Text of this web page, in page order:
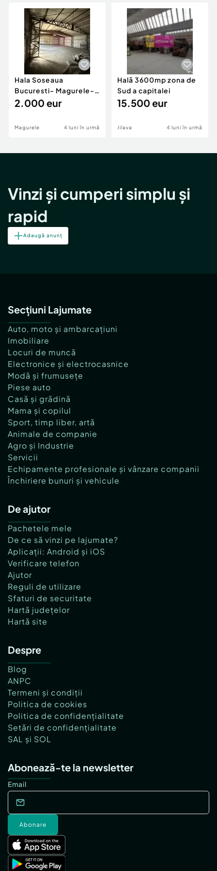
Servicii
Animale de companie
Afaceri și echipamente profesionale
Inchiriere Bunuri si Vehicule
Utilaje agricole si industriale
Piese auto si accesorii
Dacia Duster
Hala Soseaua
Bucuresti- Magurele-
planul 2.
2.000 eur
Magurele 4 luni în urmă
Hală 3600mp zona de
Sud a capitalei
15.500 eur
Jilava 4 luni în urmă
Vinzi și cumperi simplu și
rapid
Adaugă anunț
Secțiuni Lajumate
Auto, moto și ambarcațiuni
Imobiliare
Locuri de muncă
Electronice și electrocasnice
Modă și frumusețe
Piese auto
Casă și grădină
Mama și copilul
Sport, timp liber, artă
Animale de companie
Agro și Industrie
Servicii
Echipamente profesionale și vânzare companii
Închiriere bunuri și vehicule
De ajutor
Pachetele mele
De ce să vinzi pe lajumate?
Aplicații: Android și iOS
Verificare telefon
Ajutor
Reguli de utilizare
Sfaturi de securitate
Hartă județelor
Hartă site
Despre
Blog
ANPC
Termeni și condiții
Politica de cookies
Politica de confidențialitate
Setări de confidențialitate
SAL și SOL
Abonează-te la newsletter
Email
Abonare